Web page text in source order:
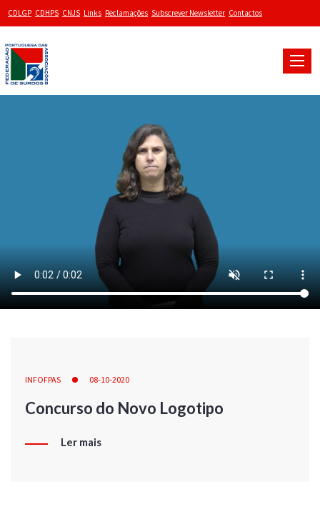
CDLGP CDHPS CNJS Links Reclamações Subscrever Newsletter Contactos
Toggle
INFOFPAS 08-10-2020
Concurso do Novo Logotipo
Ler mais